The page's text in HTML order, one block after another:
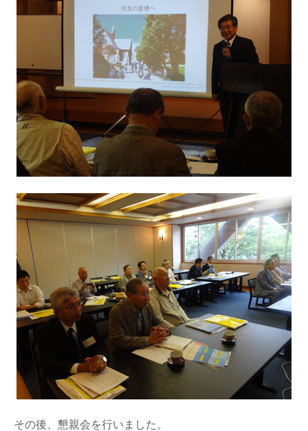
その後、懇親会を行いました。